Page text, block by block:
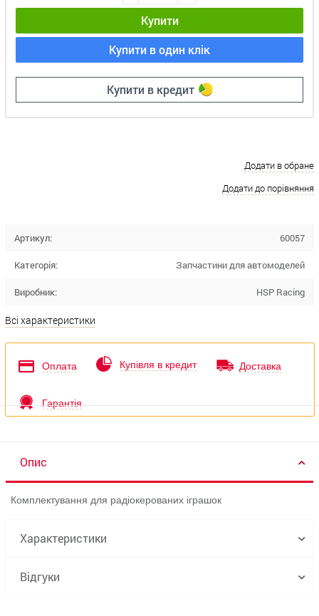
Купити
Купити в один клік
Купити в кредит
Додати в обране
Додати до порівняння
Артикул: 60057
Категорія: Запчастини для автомоделей
Виробник: HSP Racing
Всі характеристики
Оплата Купівля в кредит Доставка
Гарантія
Опис
Комплектування для радіокерованих іграшок
Характеристики
Відгуки